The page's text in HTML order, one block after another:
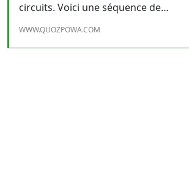
circuits. Voici une séquence de…
WWW.QUOZPOWA.COM